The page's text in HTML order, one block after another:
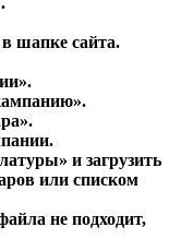
шапке сайта.
и загрузить
или списком
не подходит,